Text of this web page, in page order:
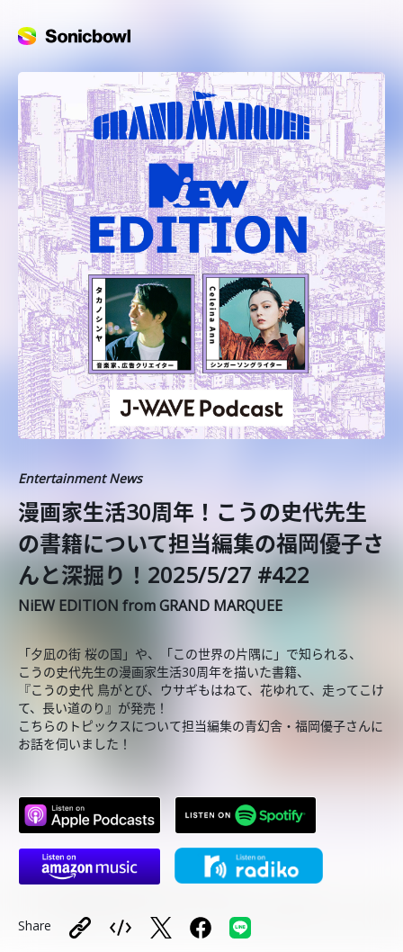
Entertainment News
漫画家生活30周年！こうの史代先生
の書籍について担当編集の福岡優子さ
んと深掘り！2025/5/27 #422
NiEW EDITION from GRAND MARQUEE
「夕凪の街 桜の国」や、「この世界の片隅に」で知られる、
こうの史代先生の漫画家生活30周年を描いた書籍、
『こうの史代 鳥がとび、ウサギもはねて、花ゆれて、走ってこけ
て、長い道のり』が発売！
こちらのトピックスについて担当編集の青幻舎・福岡優子さんに
お話を伺いました！
Share